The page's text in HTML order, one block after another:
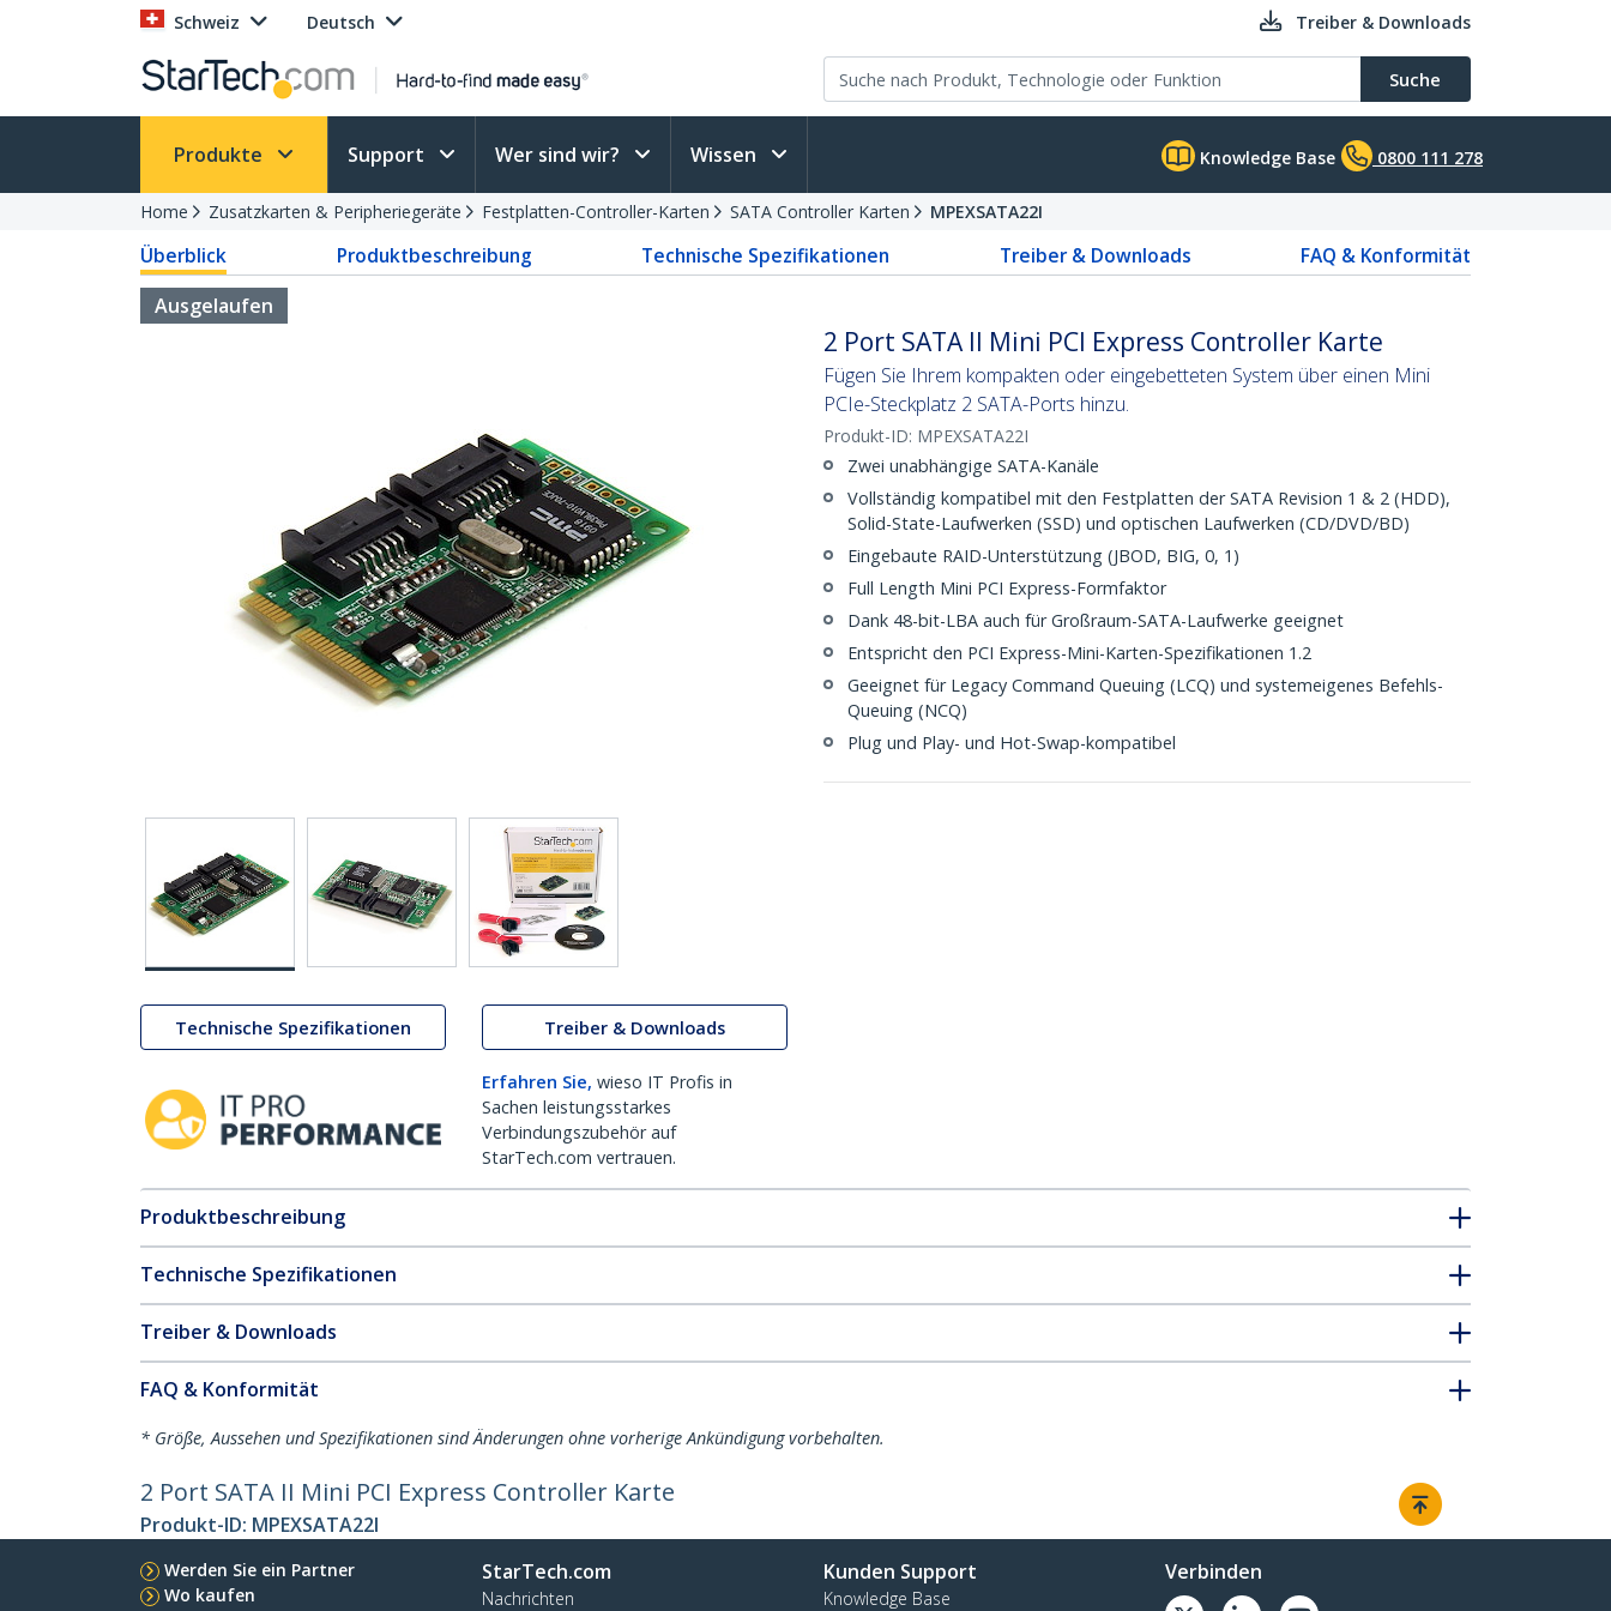
Schweiz Deutsch Treiber & Downloads
Suche
Produkte Support Wer sind wir? Wissen Knowledge Base 0800 111 278
Home Zusatzkarten & Peripheriegeräte Festplatten-Controller-Karten SATA Controller Karten MPEXSATA22I
Überblick Produktbeschreibung Technische Spezifikationen Treiber & Downloads
FAQ & Konformität
Ausgelaufen
Technische Spezifikationen Treiber & Downloads
Erfahren Sie, wieso IT Profis in
Sachen leistungsstarkes
Verbindungszubehör auf
StarTech.com vertrauen.
2 Port SATA II Mini PCI Express Controller Karte
Fügen Sie Ihrem kompakten oder eingebetteten System über einen Mini
PCIe-Steckplatz 2 SATA-Ports hinzu.
Produkt-ID: MPEXSATA22I
Zwei unabhängige SATA-Kanäle
Vollständig kompatibel mit den Festplatten der SATA Revision 1 & 2 (HDD),
Solid-State-Laufwerken (SSD) und optischen Laufwerken (CD/DVD/BD)
Eingebaute RAID-Unterstützung (JBOD, BIG, 0, 1)
Full Length Mini PCI Express-Formfaktor
Dank 48-bit-LBA auch für Großraum-SATA-Laufwerke geeignet
Entspricht den PCI Express-Mini-Karten-Spezifikationen 1.2
Geeignet für Legacy Command Queuing (LCQ) und systemeigenes Befehls-
Queuing (NCQ)
Plug und Play- und Hot-Swap-kompatibel
Produktbeschreibung
Technische Spezifikationen
Treiber & Downloads
FAQ & Konformität
* Größe, Aussehen und Spezifikationen sind Änderungen ohne vorherige Ankündigung vorbehalten.
2 Port SATA II Mini PCI Express Controller Karte
Produkt-ID: MPEXSATA22I
Werden Sie ein Partner
Wo kaufen
StarTech.com
Nachrichten
Kunden Support
Knowledge Base
Verbinden